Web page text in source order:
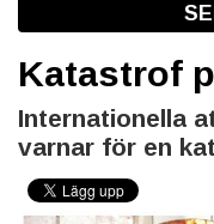
Katastrof
Internationella
varnar för en